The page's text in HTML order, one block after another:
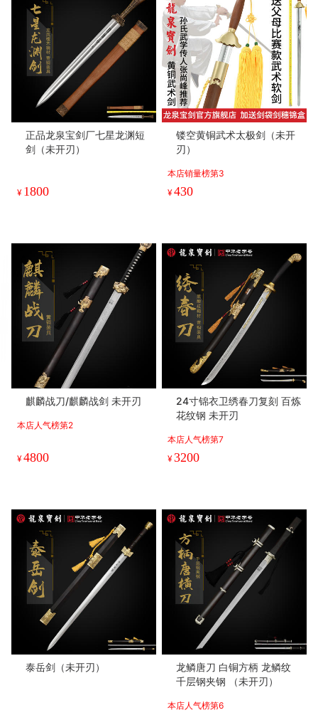
正品龙泉宝剑厂七星龙渊短
剑（未开刃）
¥ 1800
镂空黄铜武术太极剑（未开
刃）
本店销量榜第3
¥430
麒麟战刀/麒麟战剑 未开刃
本店人气榜第2
¥4800
24寸锦衣卫绣春刀复刻 百炼
花纹钢 未开刃
本店人气榜第7
¥3200
泰岳剑（未开刃）
龙鳞唐刀 白铜方柄 龙鳞纹
千层钢夹钢 （未开刃）
本店人气榜第6